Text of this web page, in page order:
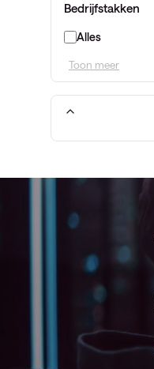
Bedrijfstakken
Alles
Toon meer